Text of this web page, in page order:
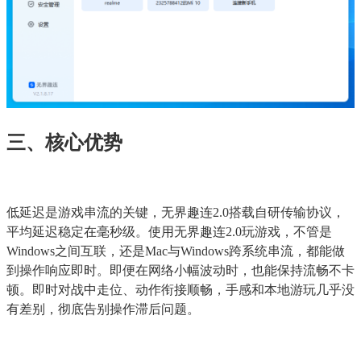
三、核心优势
低延迟是游戏串流的关键，无界趣连2.0搭载自研传输协议，
平均延迟稳定在毫秒级。使用无界趣连2.0玩游戏，不管是
Windows之间互联，还是Mac与Windows跨系统串流，都能做
到操作响应即时。即便在网络小幅波动时，也能保持流畅不卡
顿。即时对战中走位、动作衔接顺畅，手感和本地游玩几乎没
有差别，彻底告别操作滞后问题。